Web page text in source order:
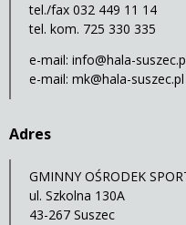
tel./fax 032 449 11 14
tel. kom. 725 330 335
e-mail: info@hala-
e-mail: mk@hala-suszec.pl
Adres
GMINNY OŚRODEK
ul. Szkolna 130A
43-267 Suszec